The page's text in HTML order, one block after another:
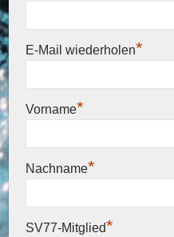
E-Mail wiederholen*
Vorname*
Nachname*
SV77-Mitglied*